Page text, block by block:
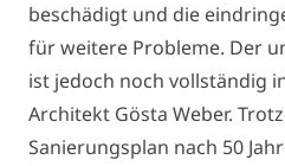
beschädigt und die
für weitere Probleme. Der
ist jedoch noch vollständig
Architekt Gösta Weber.
Sanierungsplan nach 50